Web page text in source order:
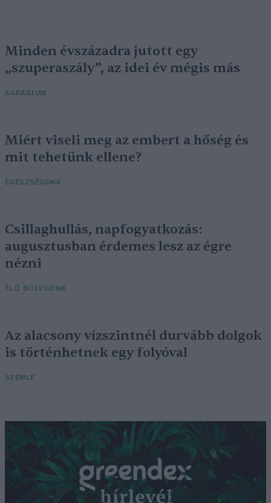
Minden évszázadra jutott egy
„szuperaszály”, az idei év mégis más
AGRÁRIUM
Miért viseli meg az embert a hőség és
mit tehetünk ellene?
EGÉSZSÉGÜNK
Csillaghullás, napfogyatkozás:
augusztusban érdemes lesz az égre
nézni
ÉLŐ BOLYGÓNK
Az alacsony vízszintnél durvább dolgok
is történhetnek egy folyóval
SZEMLE